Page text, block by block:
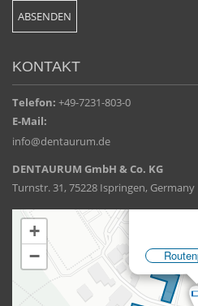
KONTAKT
Telefon: +49-7231-803-0
E-Mail:
info@dentaurum.de
DENTAURUM GmbH & Co. KG
Turnstr. 31, 75228 Ispringen, Germany